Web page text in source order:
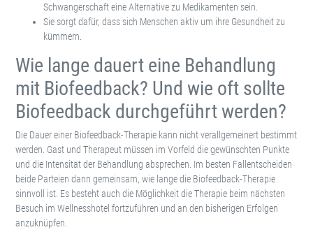
Schwangerschaft eine Alternative zu Medikamenten sein.
Sie sorgt dafür, dass sich Menschen aktiv um ihre Gesundheit zu
kümmern.
Wie lange dauert eine Behandlung
mit Biofeedback? Und wie oft sollte
Biofeedback durchgeführt werden?
Die Dauer einer Biofeedback-Therapie kann nicht verallgemeinert bestimmt
werden. Gast und Therapeut müssen im Vorfeld die gewünschten Punkte
und die Intensität der Behandlung absprechen. Im besten Fallentscheiden
beide Parteien dann gemeinsam, wie lange die Biofeedback-Therapie
sinnvoll ist. Es besteht auch die Möglichkeit die Therapie beim nächsten
Besuch im Wellnesshotel fortzuführen und an den bisherigen Erfolgen
anzuknüpfen.